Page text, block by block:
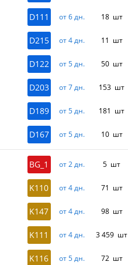
D111 от 6 дн. 18 шт
D215 от 4 дн. 11 шт
D122 от 5 дн. 50 шт
D203 от 7 дн. 153 шт
D189 от 5 дн. 181 шт
D167 от 5 дн. 10 шт
BG_1 от 2 дн. 5 шт
K110 от 4 дн. 71 шт
K147 от 4 дн. 98 шт
K111 от 4 дн. 3 459 шт
K116 от 5 дн. 72 шт